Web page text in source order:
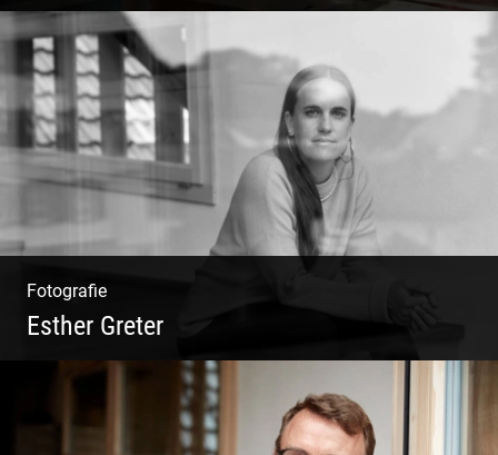
Philosophie | Asana | Yogapraxis
Fotografie
Esther Greter
Coaching, Frauenkreise, Trantric Yoga:
Esther Greter